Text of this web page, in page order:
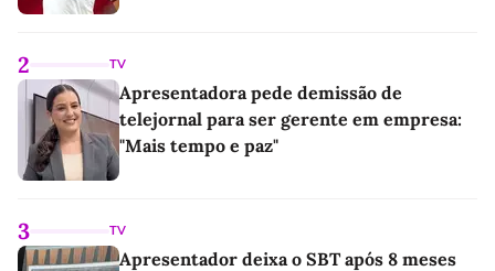
2 TV
Apresentadora pede demissão de
telejornal para ser gerente em empresa:
"Mais tempo e paz"
3 TV
Apresentador deixa o SBT após 8 meses